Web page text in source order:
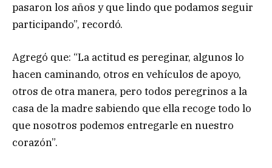
pasaron los años y que lindo que podamos seguir
participando”, recordó.
Agregó que: “La actitud es pereginar, algunos lo
hacen caminando, otros en vehículos de apoyo,
otros de otra manera, pero todos peregrinos a la
casa de la madre sabiendo que ella recoge todo lo
que nosotros podemos entregarle en nuestro
corazón”.